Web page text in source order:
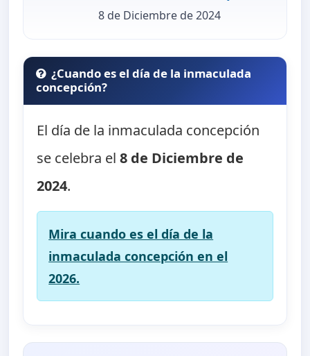
8 de Diciembre de 2024
¿Cuando es el día de la inmaculada
concepción?
El día de la inmaculada concepción
se celebra el8 de Diciembre de
2024.
Mira cuando es el día de la
inmaculada concepción en el
2026.